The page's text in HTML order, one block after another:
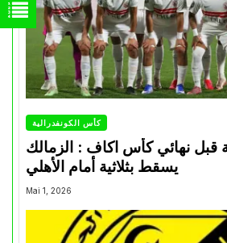
كأس الكونفدرالية
قبل نهائي كأس اكاف : الزمالك
Mai 1, 2026